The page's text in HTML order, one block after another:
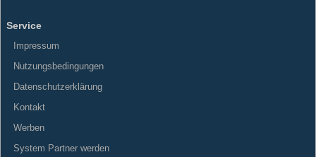
Service
Impressum
Nutzungsbedingungen
Datenschutzerklärung
Kontakt
Werben
System Partner werden